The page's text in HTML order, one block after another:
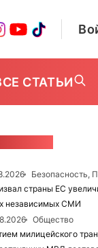
СТАТЬИ
Безопасность,
страны ЕС
независимых СМИ
Общество
милицейского